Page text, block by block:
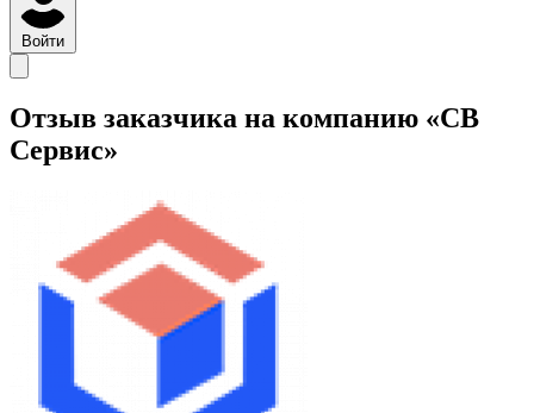
Войти
Отзыв заказчика на компанию «СВ
Сервис»